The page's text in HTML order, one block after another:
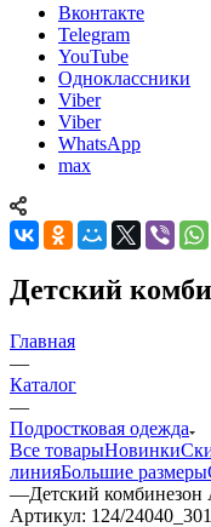
Вконтакте
Telegram
YouTube
Одноклассники
Viber
Viber
WhatsApp
max
Детский
Главная
—
Каталог
—
Подростковая одежда
Все товарыНовинки
линияБольшие размеры
—Детский
Артикул: 124/